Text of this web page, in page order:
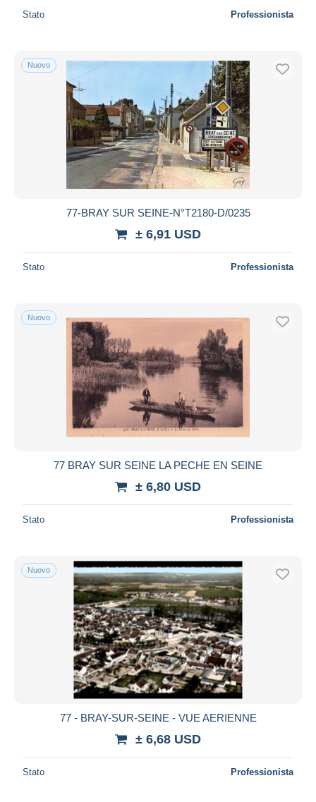
Stato Professionista
Nuovo
77-BRAY SUR SEINE-N°T2180-D/0235
± 6,91 USD
Stato Professionista
Nuovo
77 BRAY SUR SEINE LA PECHE EN SEINE
± 6,80 USD
Stato Professionista
Nuovo
77 - BRAY-SUR-SEINE - VUE AERIENNE
± 6,68 USD
Stato Professionista